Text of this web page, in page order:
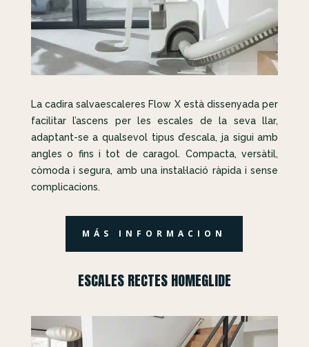
La cadira salvaescaleres Flow X està dissenyada per
facilitar l’ascens per les escales de la seva llar,
adaptant-se a qualsevol tipus d’escala, ja sigui amb
angles o fins i tot de caragol. Compacta, versàtil,
còmoda i segura, amb una instal·lació ràpida i sense
complicacions.
MÁS INFORMACION
ESCALES RECTES HOMEGLIDE